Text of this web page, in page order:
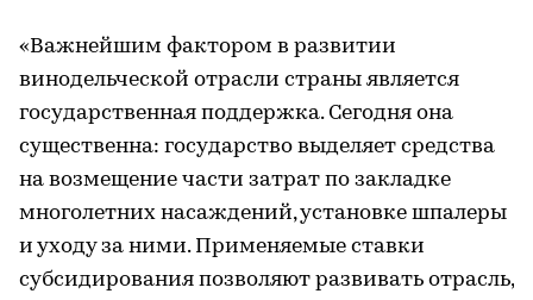
«Важнейшим фактором в развитии
винодельческой отрасли страны является
государственная поддержка. Сегодня она
существенна: государство выделяет средства
на возмещение части затрат по закладке
многолетних насаждений, установке шпалеры
и уходу за ними. Применяемые ставки
субсидирования позволяют развивать отрасль,